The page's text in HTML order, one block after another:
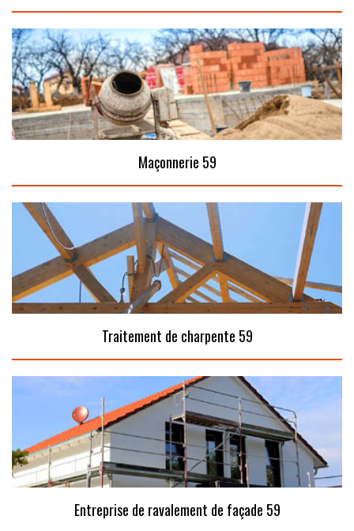
Maçonnerie 59
Traitement de charpente 59
Entreprise de ravalement de façade 59